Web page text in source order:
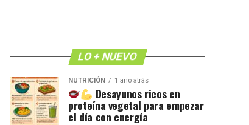
LO + NUEVO
NUTRICIÓN 1 año atrás
Desayunos ricos en
proteína vegetal para empezar
el día con energía